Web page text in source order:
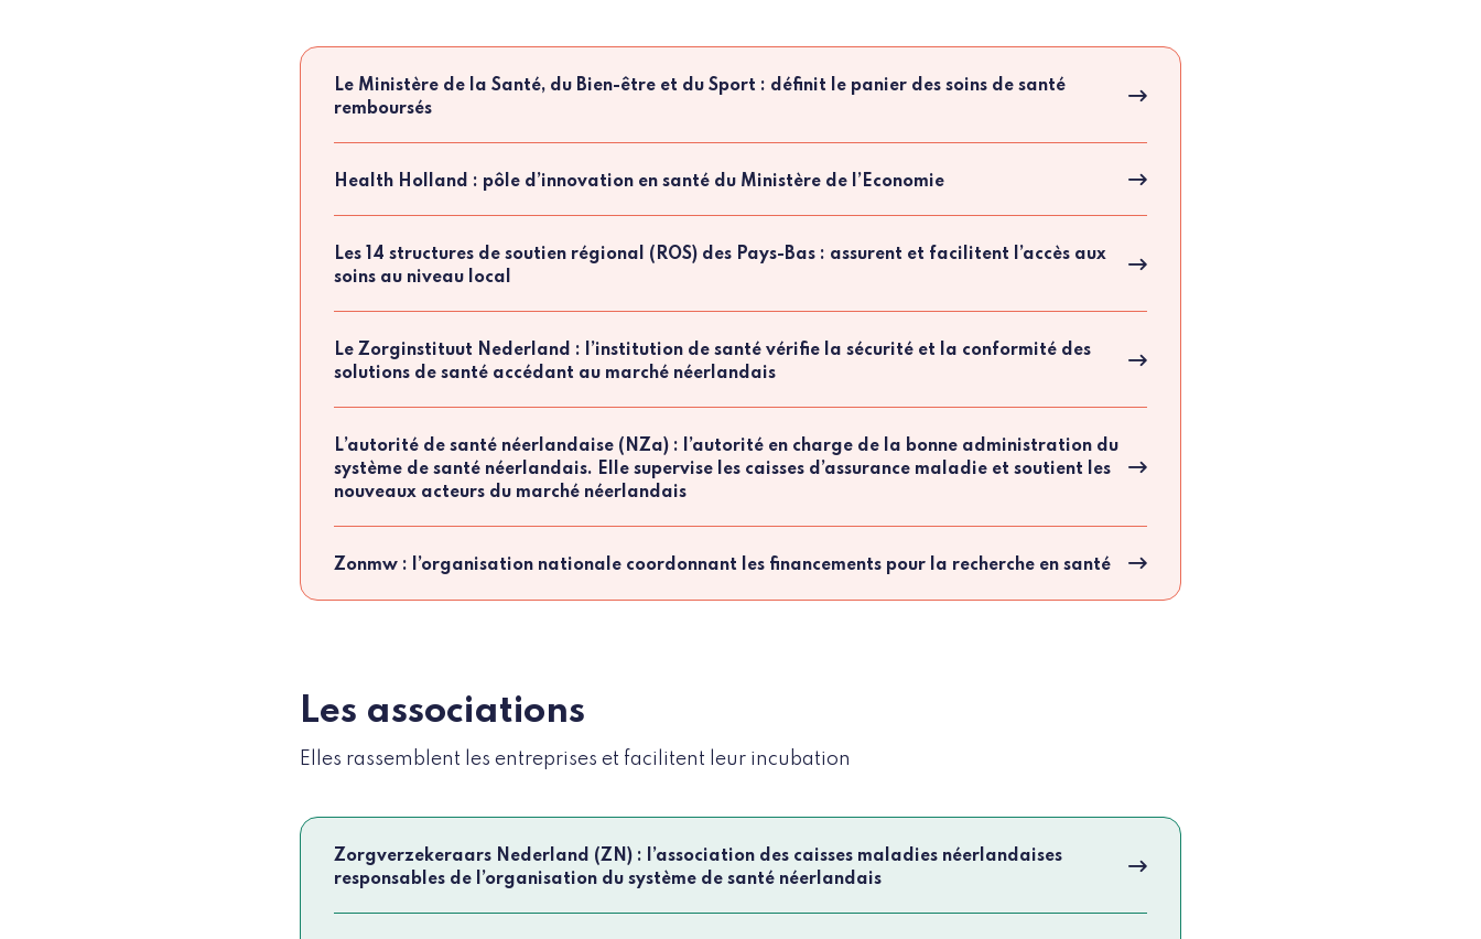
Le Ministère de la Santé, du Bien-être et du Sport : définit le panier des soins de santé
remboursés
Health Holland : pôle d’innovation en santé du Ministère de l’Economie
Les 14 structures de soutien régional (ROS) des Pays-Bas : assurent et facilitent l’accès aux
soins au niveau local
Le Zorginstituut Nederland : l’institution de santé vérifie la sécurité et la conformité des
solutions de santé accédant au marché néerlandais
L’autorité de santé néerlandaise (NZa) : l’autorité en charge de la bonne administration du
système de santé néerlandais. Elle supervise les caisses d’assurance maladie et soutient les
nouveaux acteurs du marché néerlandais
Zonmw : l’organisation nationale coordonnant les financements pour la recherche en santé
Les associations
Elles rassemblent les entreprises et facilitent leur incubation
Zorgverzekeraars Nederland (ZN) : l’association des caisses maladies néerlandaises
responsables de l’organisation du système de santé néerlandais